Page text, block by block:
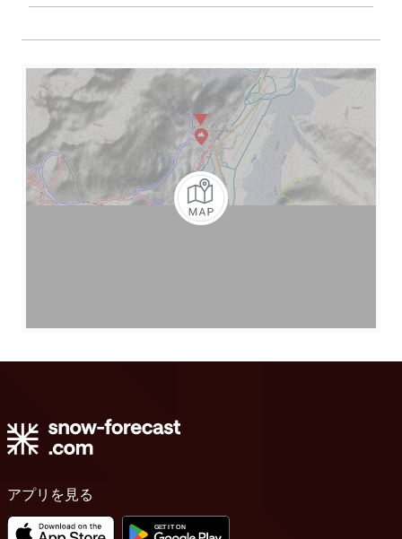
アプリを見る